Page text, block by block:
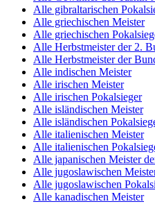
Alle gibraltarischen
Alle griechischen Meister
Alle griechischen
Alle Herbstmeister der 2.
Alle Herbstmeister der
Alle indischen Meister
Alle irischen Meister
Alle irischen Pokalsieger
Alle isländischen Meister
Alle isländischen
Alle italienischen Meister
Alle italienischen
Alle japanischen Meister
Alle jugoslawischen
Alle jugoslawischen
Alle kanadischen Meister